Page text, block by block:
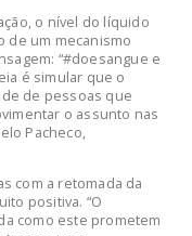
o nível do líquido
de um mecanismo
“#doesangue e
é simular que o
de pessoas que
o assunto nas
Pacheco,
com a retomada da
positiva. “O
como este prometem